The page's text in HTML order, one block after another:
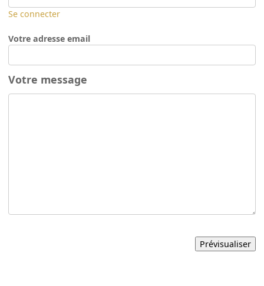
Se connecter
Votre adresse email
Votre message